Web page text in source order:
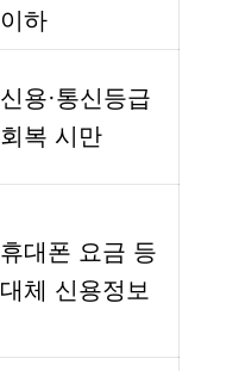
이하
신용·통신등급
회복 시만
휴대폰 요금 등
대체 신용정보